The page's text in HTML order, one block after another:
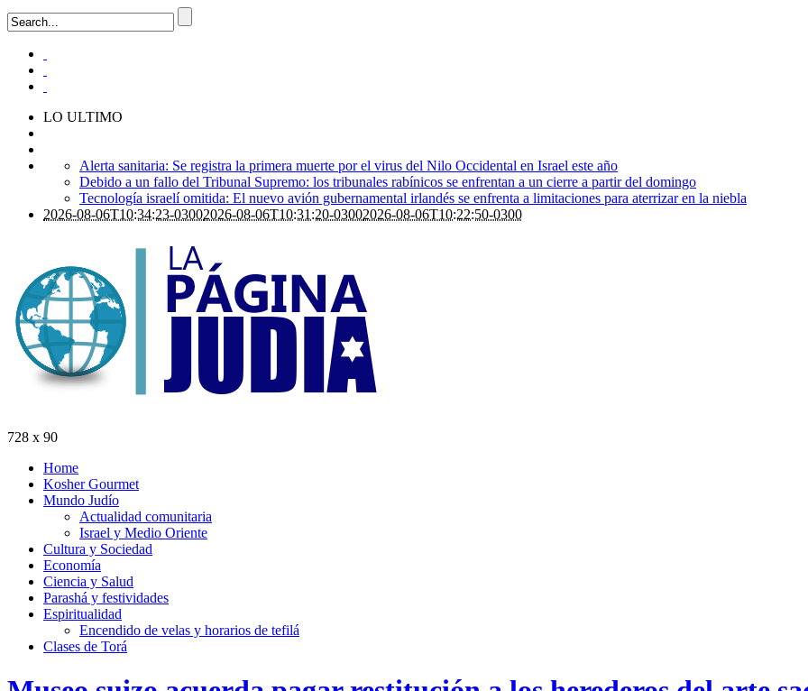
LO ULTIMO
Alerta sanitaria: Se registra la primera muerte por el virus del Nilo Occidental en Israel este año
Debido a un fallo del Tribunal Supremo: los tribunales rabínicos se enfrentan a un cierre a partir del domingo
Tecnología israelí omitida: El nuevo avión gubernamental irlandés se enfrenta a limitaciones para aterrizar en la niebla
2026-08-06T10:34:23-03002026-08-06T10:31:20-03002026-08-06T10:22:50-0300
728 x 90
Home
Kosher Gourmet
Mundo Judío
Actualidad comunitaria
Israel y Medio Oriente
Cultura y Sociedad
Economía
Ciencia y Salud
Parashá y festividades
Espiritualidad
Encendido de velas y horarios de tefilá
Clases de Torá